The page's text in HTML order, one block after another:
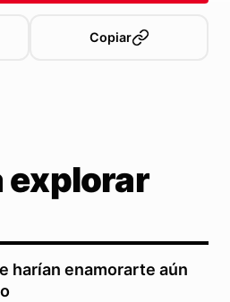
Copiar
explorar
harían enamorarte aún